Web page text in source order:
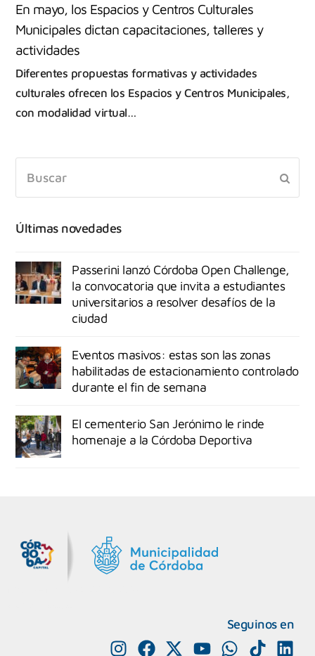
En mayo, los Espacios y Centros Culturales
Municipales dictan capacitaciones, talleres y
actividades
Diferentes propuestas formativas y actividades
culturales ofrecen los Espacios y Centros Municipales,
con modalidad virtual…
Últimas novedades
Passerini lanzó Córdoba Open Challenge,
la convocatoria que invita a estudiantes
universitarios a resolver desafíos de la
ciudad
Eventos masivos: estas son las zonas
habilitadas de estacionamiento controlado
durante el fin de semana
El cementerio San Jerónimo le rinde
homenaje a la Córdoba Deportiva
Seguinos en